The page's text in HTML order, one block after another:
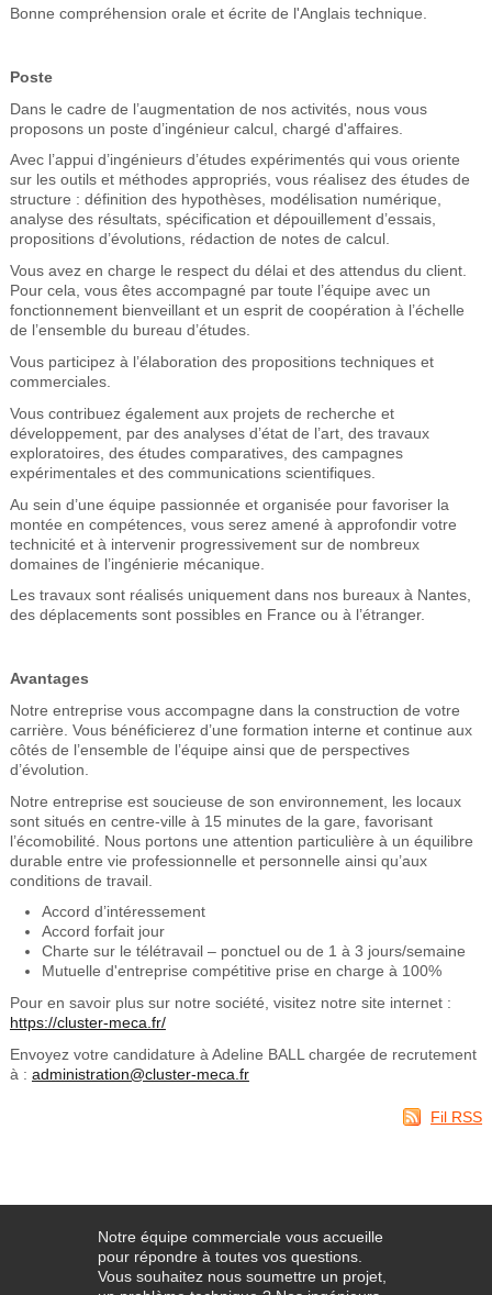
Bonne compréhension orale et écrite de l'Anglais technique.
Poste
Dans le cadre de l’augmentation de nos activités, nous vous
proposons un poste d’ingénieur calcul, chargé d'affaires.
Avec l’appui d’ingénieurs d’études expérimentés qui vous oriente
sur les outils et méthodes appropriés, vous réalisez des études de
structure : définition des hypothèses, modélisation numérique,
analyse des résultats, spécification et dépouillement d’essais,
propositions d’évolutions, rédaction de notes de calcul.
Vous avez en charge le respect du délai et des attendus du client.
Pour cela, vous êtes accompagné par toute l’équipe avec un
fonctionnement bienveillant et un esprit de coopération à l’échelle
de l’ensemble du bureau d’études.
Vous participez à l’élaboration des propositions techniques et
commerciales.
Vous contribuez également aux projets de recherche et
développement, par des analyses d’état de l’art, des travaux
exploratoires, des études comparatives, des campagnes
expérimentales et des communications scientifiques.
Au sein d’une équipe passionnée et organisée pour favoriser la
montée en compétences, vous serez amené à approfondir votre
technicité et à intervenir progressivement sur de nombreux
domaines de l’ingénierie mécanique.
Les travaux sont réalisés uniquement dans nos bureaux à Nantes,
des déplacements sont possibles en France ou à l’étranger.
Avantages
Notre entreprise vous accompagne dans la construction de votre
carrière. Vous bénéficierez d’une formation interne et continue aux
côtés de l’ensemble de l’équipe ainsi que de perspectives
d’évolution.
Notre entreprise est soucieuse de son environnement, les locaux
sont situés en centre-ville à 15 minutes de la gare, favorisant
l’écomobilité. Nous portons une attention particulière à un équilibre
durable entre vie professionnelle et personnelle ainsi qu’aux
conditions de travail.
Accord d’intéressement
Accord forfait jour
Charte sur le télétravail – ponctuel ou de 1 à 3 jours/semaine
Mutuelle d'entreprise compétitive prise en charge à 100%
Pour en savoir plus sur notre société, visitez notre site internet :
https://cluster-meca.fr/
Envoyez votre candidature à Adeline BALL chargée de recrutement
à : administration@cluster-meca.fr
Fil RSS
Notre équipe commerciale vous accueille
pour répondre à toutes vos questions.
Vous souhaitez nous soumettre un projet,